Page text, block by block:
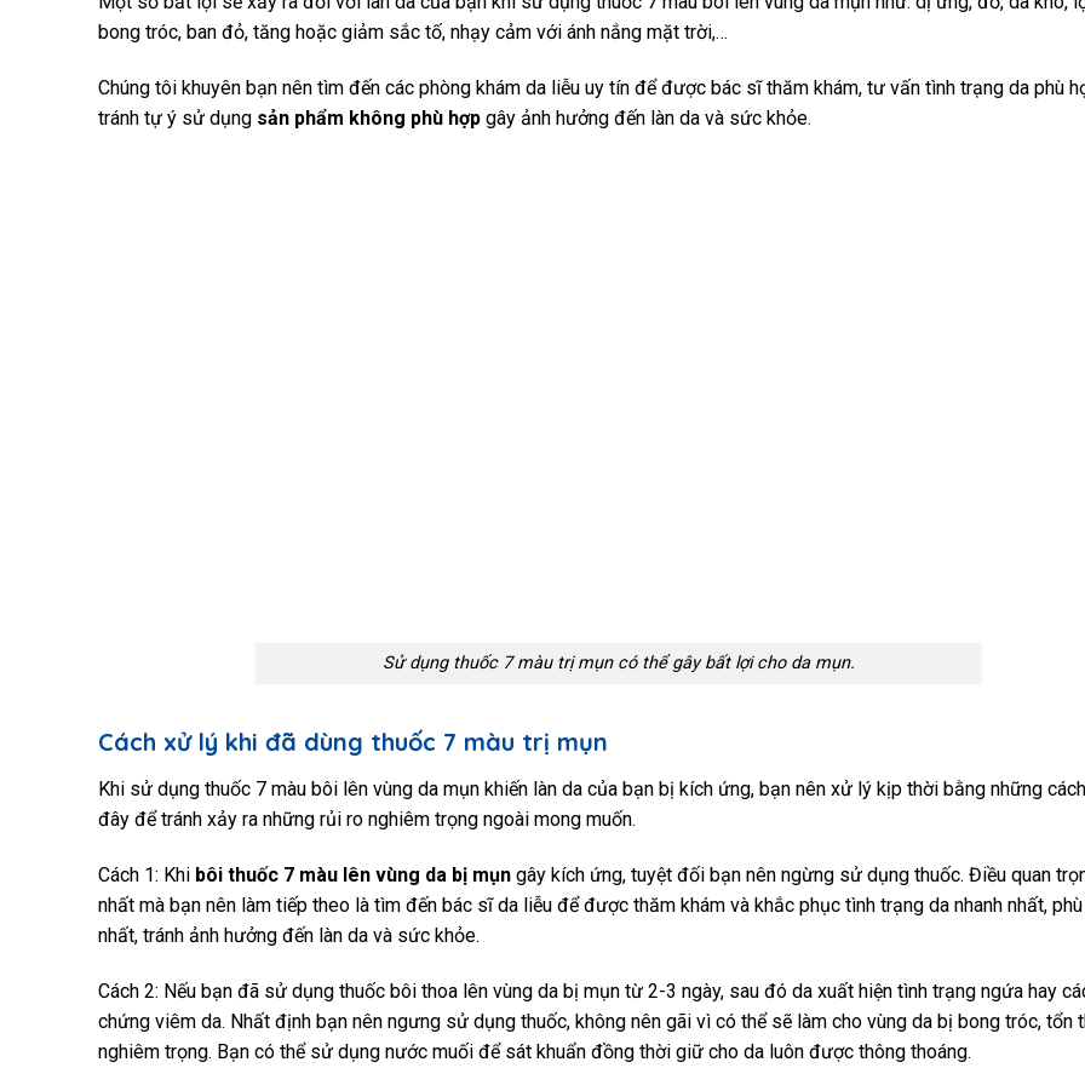
bong tróc, ban đỏ, tăng hoặc giảm sắc tố, nhạy cảm với ánh nắng mặt trời,…
Chúng tôi khuyên bạn nên tìm đến các phòng khám da liễu uy tín để được bác sĩ thăm khám, tư vấn tình trạng da phù
tránh tự ý sử dụng sản phẩm không phù hợp gây ảnh hưởng đến làn da và sức khỏe.
Sử dụng thuốc 7 màu trị mụn có thể gây bất lợi cho da mụn.
Cách xử lý khi đã dùng thuốc 7 màu trị mụn
Khi sử dụng thuốc 7 màu bôi lên vùng da mụn khiến làn da của bạn bị kích ứng, bạn nên xử lý kịp thời bằng những
đây để tránh xảy ra những rủi ro nghiêm trọng ngoài mong muốn.
Cách 1: Khi bôi thuốc 7 màu lên vùng da bị mụn gây kích ứng, tuyệt đối bạn nên ngừng sử dụng thuốc. Điều quan
nhất mà bạn nên làm tiếp theo là tìm đến bác sĩ da liễu để được thăm khám và khắc phục tình trạng da nhanh nhất,
nhất, tránh ảnh hưởng đến làn da và sức khỏe.
Cách 2: Nếu bạn đã sử dụng thuốc bôi thoa lên vùng da bị mụn từ 2-3 ngày, sau đó da xuất hiện tình trạng ngứa hay
chứng viêm da. Nhất định bạn nên ngưng sử dụng thuốc, không nên gãi vì có thể sẽ làm cho vùng da bị bong tróc, tổn
nghiêm trọng. Bạn có thể sử dụng nước muối để sát khuẩn đồng thời giữ cho da luôn được thông thoáng.